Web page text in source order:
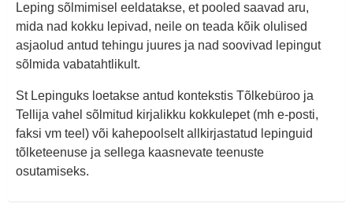
Leping sõlmimisel eeldatakse, et pooled saavad aru,
mida nad kokku lepivad, neile on teada kõik olulised
asjaolud antud tehingu juures ja nad soovivad lepingut
sõlmida vabatahtlikult.
St Lepinguks loetakse antud kontekstis Tõlkebüroo ja
Tellija vahel sõlmitud kirjalikku kokkulepet (mh e-posti,
faksi vm teel) või kahepoolselt allkirjastatud lepinguid
tõlketeenuse ja sellega kaasnevate teenuste
osutamiseks.